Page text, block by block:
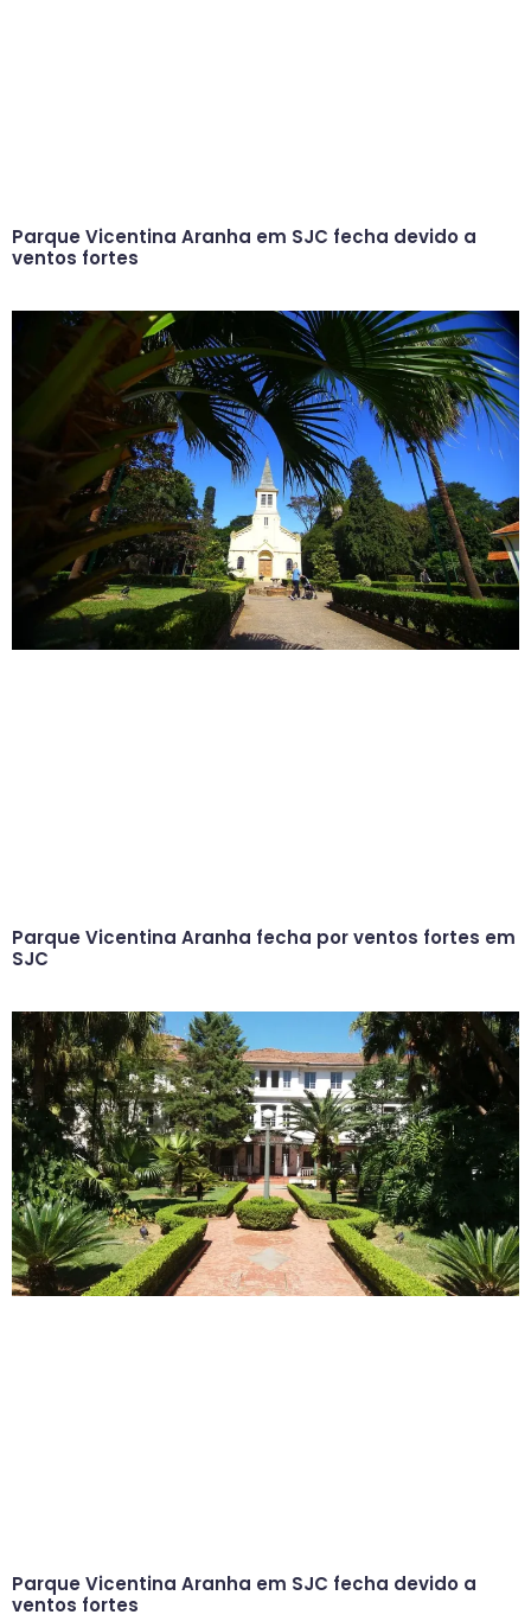
Parque Vicentina Aranha em SJC fecha devido a
ventos fortes
Parque Vicentina Aranha fecha por ventos fortes em
SJC
Parque Vicentina Aranha em SJC fecha devido a
ventos fortes